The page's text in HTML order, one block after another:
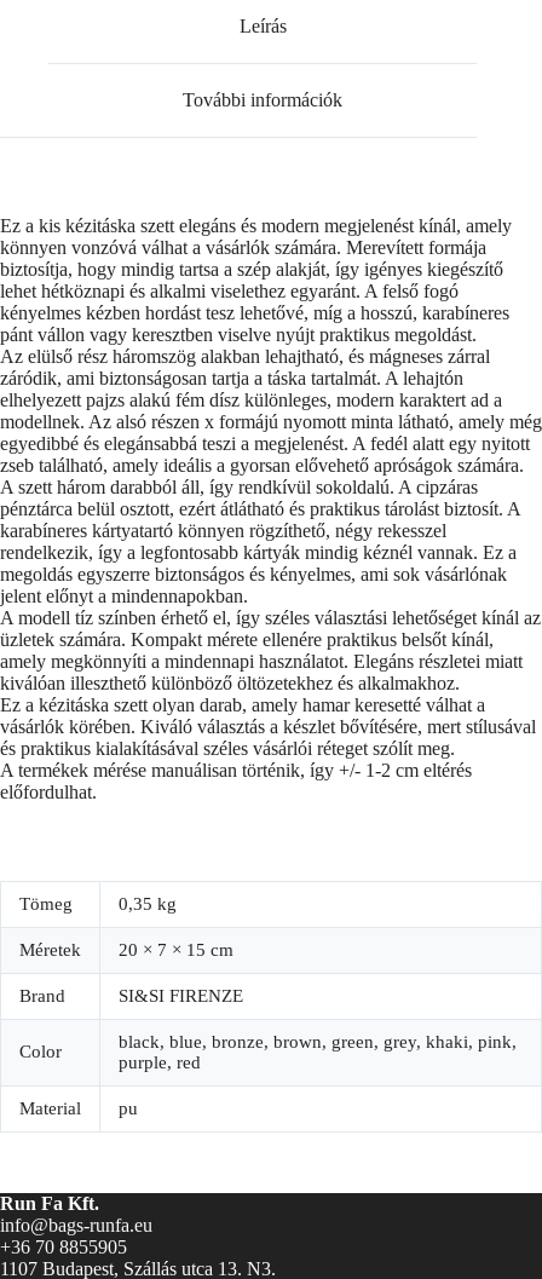
Leírás
További információk
Ez a kis kézitáska szett elegáns és modern megjelenést kínál, amely
könnyen vonzóvá válhat a vásárlók számára. Merevített formája
biztosítja, hogy mindig tartsa a szép alakját, így igényes kiegészítő
lehet hétköznapi és alkalmi viselethez egyaránt. A felső fogó
kényelmes kézben hordást tesz lehetővé, míg a hosszú, karabíneres
pánt vállon vagy keresztben viselve nyújt praktikus megoldást.
Az elülső rész háromszög alakban lehajtható, és mágneses zárral
záródik, ami biztonságosan tartja a táska tartalmát. A lehajtón
elhelyezett pajzs alakú fém dísz különleges, modern karaktert ad a
modellnek. Az alsó részen x formájú nyomott minta látható, amely még
egyedibbé és elegánsabbá teszi a megjelenést. A fedél alatt egy nyitott
zseb található, amely ideális a gyorsan elővehető apróságok számára.
A szett három darabból áll, így rendkívül sokoldalú. A cipzáras
pénztárca belül osztott, ezért átlátható és praktikus tárolást biztosít. A
karabíneres kártyatartó könnyen rögzíthető, négy rekesszel
rendelkezik, így a legfontosabb kártyák mindig kéznél vannak. Ez a
megoldás egyszerre biztonságos és kényelmes, ami sok vásárlónak
jelent előnyt a mindennapokban.
A modell tíz színben érhető el, így széles választási lehetőséget kínál az
üzletek számára. Kompakt mérete ellenére praktikus belsőt kínál,
amely megkönnyíti a mindennapi használatot. Elegáns részletei miatt
kiválóan illeszthető különböző öltözetekhez és alkalmakhoz.
Ez a kézitáska szett olyan darab, amely hamar keresetté válhat a
vásárlók körében. Kiváló választás a készlet bővítésére, mert stílusával
és praktikus kialakításával széles vásárlói réteget szólít meg.
A termékek mérése manuálisan történik, így +/- 1-2 cm eltérés
előfordulhat.
Tömeg 0,35 kg
Méretek 20 × 7 × 15 cm
Brand SI&SI FIRENZE
Color
black, blue, bronze, brown, green, grey, khaki, pink,
purple, red
Material pu
Run Fa Kft.
info@bags-runfa.eu
+36 70 8855905
1107 Budapest, Szállás utca 13. N3.